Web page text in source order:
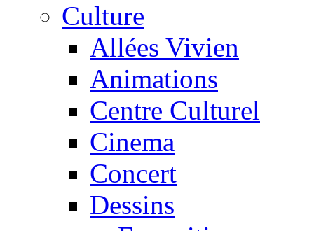
Culture
Allées Vivien
Animations
Centre Culturel
Cinema
Concert
Dessins